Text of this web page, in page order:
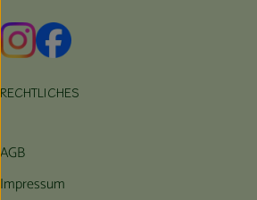
Externer Link zu https://
Externer Link zu https://
RECHTLICHES
AGB
Impressum